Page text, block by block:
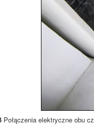
Połączenia elektryczne obu